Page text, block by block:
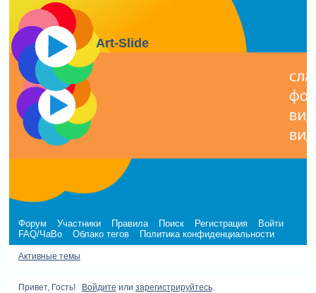
Art-Slide
Форум Участники Правила Поиск Регистрация
Войти
FAQ/ЧаВо
Облако тегов Политика конфиденциальности
Активные темы
Привет, Гость! Войдите или зарегистрируйтесь.